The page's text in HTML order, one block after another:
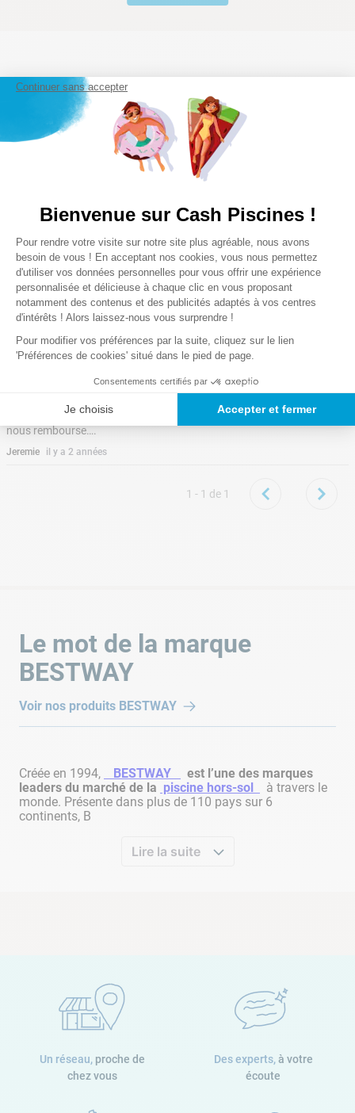
Notre satisfaction, la votre
Avis clients
(1 avis)
Veuillez vous connecter pour écrire un avis.
Le plus récent
★☆☆☆☆
il y a 2 années
Jeremie
Dès que vous acheter, un jour plus tard un mail
nous indique qu’il y a eu un problème et que l’on
nous rembourse….
1 - 1 de 1
Le mot de la marque
BESTWAY
Voir nos produits BESTWAY
Créée en 1994, BESTWAY
est l’une des marques
leaders du marché de la piscine hors-sol
à travers le
monde. Présente dans plus de 110 pays sur 6
continents, B
Lire la suite
Un réseau, proche de
chez vous
Des experts, à votre
écoute
Continuer sans accepter
Bienvenue sur Cash Piscines !
Plateforme de Gestion du
Pour rendre votre visite sur notre site plus agréable, nous avons
besoin de vous ! En acceptant nos cookies, vous nous permettez
d'utiliser vos données personnelles pour vous offrir une expérience
personnalisée et délicieuse à chaque clic en vous proposant
notamment des contenus et des publicités adaptés à vos centres
d'intérêts ! Alors laissez-nous vous surprendre !
Pour modifier vos préférences par la suite, cliquez sur le lien
'Préférences de cookies' situé dans le pied de page.
Consentements certifiés par
Je choisis Accepter et fermer
Axeptio consent